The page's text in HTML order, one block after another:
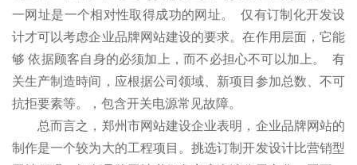
一网址是一个相对性取得成功的网址。 仅有订制化开发设
计才可以考虑企业品牌网站建设的要求。在作用层面，它能
够 依据顾客自身的必须加上，而不必担心不可以加上。 有
关生产制造時间，应根据公司领域、新项目参加总数、不可
抗拒要素等。，包含开关电源常见故障。
总而言之，郑州市网站建设企业表明，企业品牌网站的
制作是一个较为大的工程项目。挑选订制开发设计比营销型